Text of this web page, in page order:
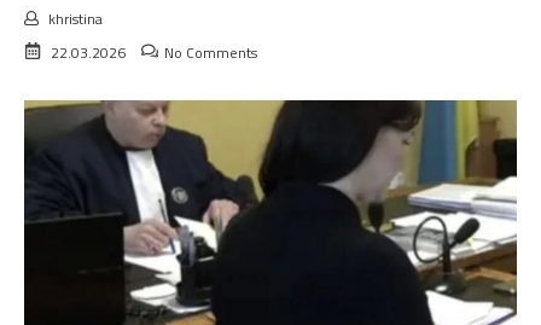
khristina
22.03.2026
No Comments